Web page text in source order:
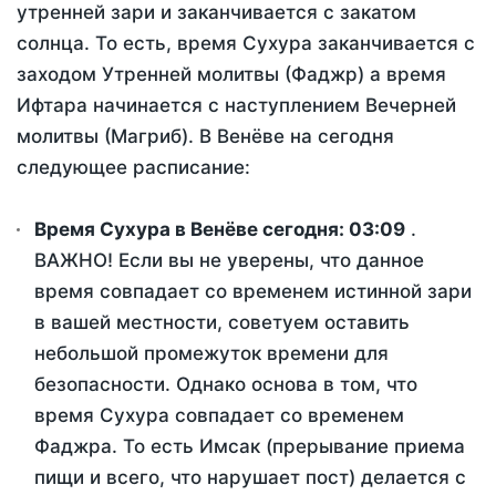
утренней зари и заканчивается с закатом
солнца. То есть, время Сухура заканчивается с
заходом Утренней молитвы (Фаджр) а время
Ифтара начинается с наступлением Вечерней
молитвы (Магриб). В Венёве на сегодня
следующее расписание:
Время Сухура в Венёве сегодня: 03:09 .
ВАЖНО! Если вы не уверены, что данное
время совпадает со временем истинной зари
в вашей местности, советуем оставить
небольшой промежуток времени для
безопасности. Однако основа в том, что
время Сухура совпадает со временем
Фаджра. То есть Имсак (прерывание приема
пищи и всего, что нарушает пост) делается с